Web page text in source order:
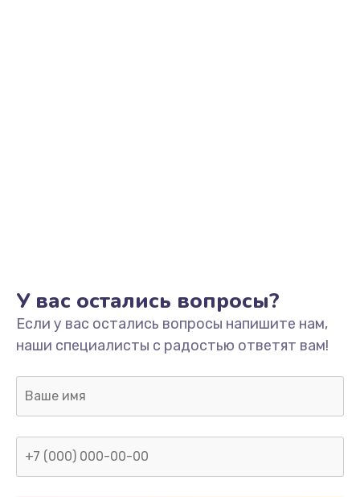
У вас остались вопросы?
Если у вас остались вопросы напишите нам,
наши специалисты с радостью ответят вам!